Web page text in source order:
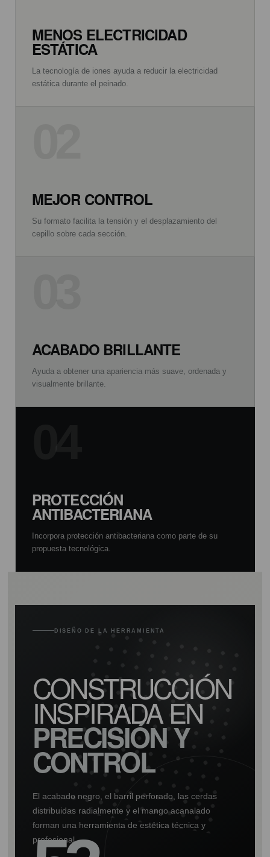
MENOS ELECTRICIDAD
ESTÁTICA
La tecnología de iones ayuda a reducir la electricidad
estática durante el peinado.
MEJOR CONTROL
Su formato facilita la tensión y el desplazamiento del
cepillo sobre cada sección.
ACABADO BRILLANTE
Ayuda a obtener una apariencia más suave, ordenada y
visualmente brillante.
04
PROTECCIÓN
ANTIBACTERIANA
Incorpora protección antibacteriana como parte de su
propuesta tecnológica.
DISEÑO DE LA HERRAMIENTA
CONSTRUCCIÓN
INSPIRADA EN
PRECISIÓN Y
CONTROL
El acabado negro, el barril perforado, las cerdas
distribuidas radialmente y el mango acanalado
forman una herramienta de estética técnica y
profesional.